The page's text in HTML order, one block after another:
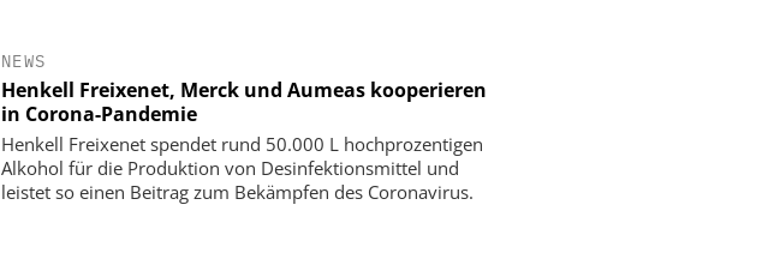
NEWS
Henkell Freixenet, Merck und Aumeas kooperieren
in Corona-Pandemie
Henkell Freixenet spendet rund 50.000 L hochprozentigen
Alkohol für die Produktion von Desinfektionsmittel und
leistet so einen Beitrag zum Bekämpfen des Coronavirus.